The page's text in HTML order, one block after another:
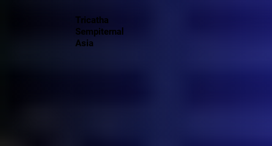
Tricatha
Sempiternal
Asia